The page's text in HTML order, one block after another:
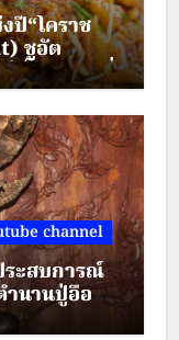
ปี“โคราช
ชูอัต
าโม “ผัดหมี่
.ค. 69 ลาน
channel
ระสบการณ์
ำนานปู่อือลือ
ญภัย